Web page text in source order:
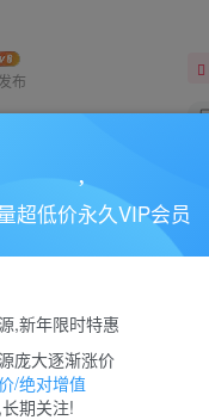
布
掘金课》虚拟资源项目全套
付费后查看
10
立即购买
前未登录！建议登陆后购买，可
超低价永久VIP会员
,新年限时特惠
庞大逐渐涨价
/绝对增值
期关注!